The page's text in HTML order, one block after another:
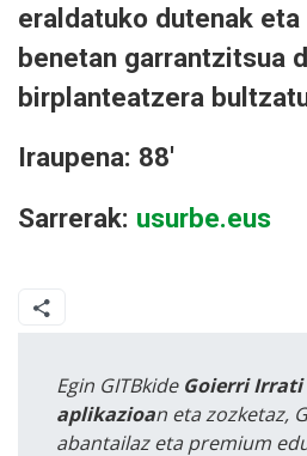
eraldatuko dutenak
benetan garrantzitsua
birplanteatzera
Iraupena: 88'
Sarrerak: usurbe.eus
Egin GITBkide Goierri Irrati
aplikazioan eta zozketaz,
abantailaz eta premium